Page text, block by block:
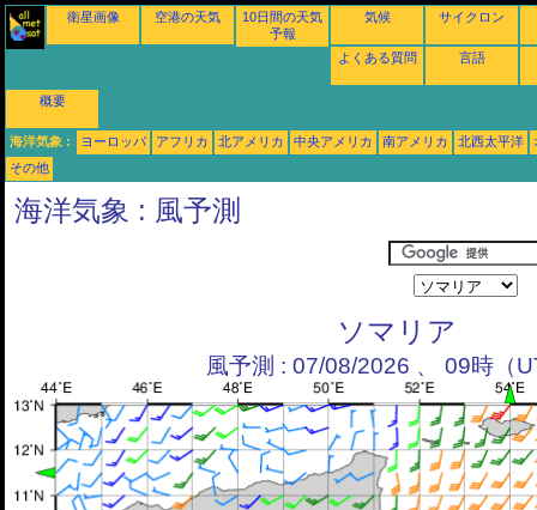
衛星画像 空港の天気
10日間の天気
予報
気候 サイクロン
よくある質問 言語
概要
海洋気象 : ヨーロッパ アフリカ 北アメリカ 中央アメリカ 南アメリカ 北西太平洋
その他
海洋気象 : 風予測
ソマリア
風予測 : 07/08/2026 、 09時（